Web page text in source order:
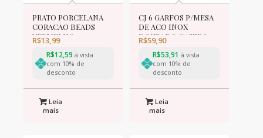
PRATO PORCELANA
CORACAO BEADS
VERMELHO 12x10x1cm
R$13,99
R$12,59 à vista
com 10% de
desconto
Leia
mais
CJ 6 GARFOS P/MESA
DE ACO INOX
DOURADO GASTRO
19cm
R$59,90
R$53,91 à vista
com 10% de
desconto
Leia
mais